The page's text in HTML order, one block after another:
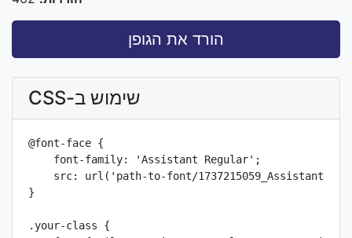
הורד את הגופן
שימוש ב-CSS
@font-face {
    font-family: 'Assistant Regular';
src: url('path-to-font/1737215059_Assistant-
}
.your-class {